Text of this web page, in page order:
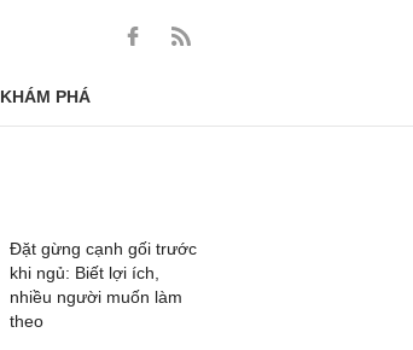
KHÁM PHÁ
Đặt gừng cạnh gối trước
khi ngủ: Biết lợi ích,
nhiều người muốn làm
theo